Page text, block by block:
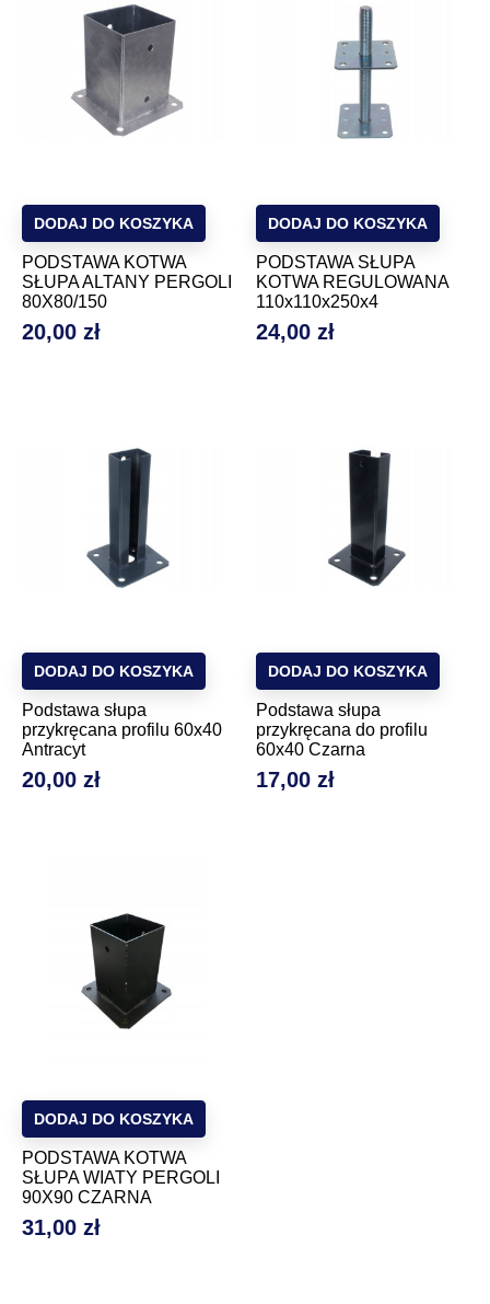
PODSTAWA KOTWA
SŁUPA ALTANY PERGOLI
80X80/150
Cena
20,00 zł
DODAJ DO KOSZYKA
PODSTAWA SŁUPA
KOTWA REGULOWANA
110x110x250x4
Cena
24,00 zł
DODAJ DO KOSZYKA
Podstawa słupa
przykręcana profilu 60x40
Antracyt
Cena
20,00 zł
DODAJ DO KOSZYKA
Podstawa słupa
przykręcana do profilu
60x40 Czarna
Cena
17,00 zł
DODAJ DO KOSZYKA
PODSTAWA KOTWA
SŁUPA WIATY PERGOLI
90X90 CZARNA
Cena
31,00 zł
DODAJ DO KOSZYKA